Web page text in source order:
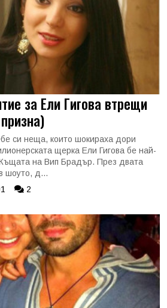
за Ели Гигова втрещи
си неща, които шокираха дори
щерка Ели Гигова бе най-
Къщата на Вип Брадър. През двата
шоуто, д...
2